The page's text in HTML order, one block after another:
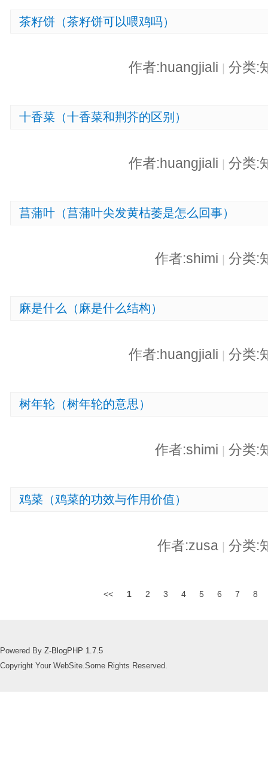
茶籽饼（茶籽饼可以喂鸡吗）
作者:huangjiali 分类:
十香菜（十香菜和荆芥的区别）
作者:huangjiali | 分类:
菖蒲叶（菖蒲叶尖发黄枯萎是怎么回事）
作者:shimi 分类:
麻是什么（麻是什么结构）
作者:huangjiali | 分类:
树年轮（树年轮的意思）
作者:shimi 分类:
鸡菜（鸡菜的功效与作用价值）
作者:zusa | 分类:
<< 1 2 3 4 5 6 7 8
Powered By Z-BlogPHP 1.7.5
Copyright Your WebSite.Some Rights Reserved.